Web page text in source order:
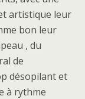
artistique leur
bon leur
, du
de
désopilant et
à rythme